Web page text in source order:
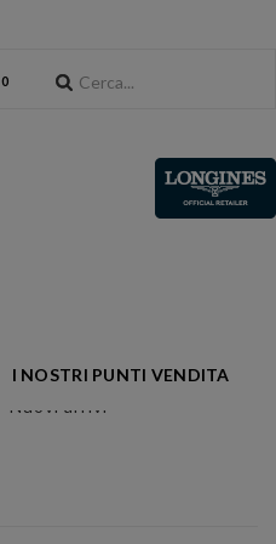
0
I NOSTRI PUNTI VENDITA
Nuovi arrivi